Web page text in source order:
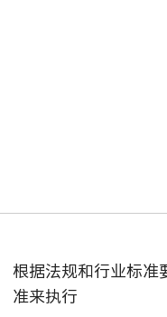
根据法规和行业标准
准来执行